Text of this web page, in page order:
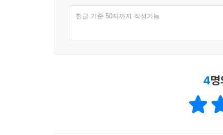
한글 기준 50자까지 작성가능
4